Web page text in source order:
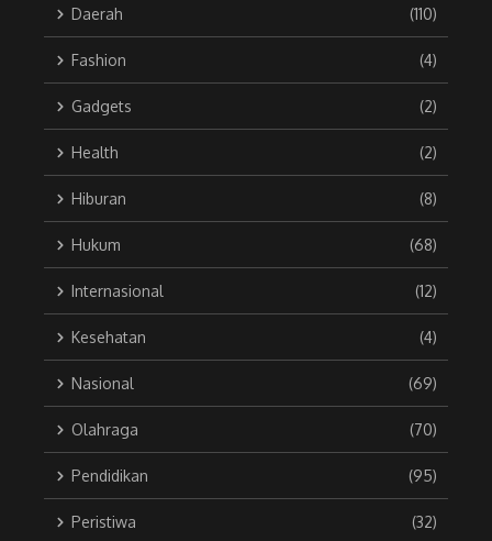
Daerah (110)
Fashion (4)
Gadgets (2)
Health (2)
Hiburan (8)
Hukum (68)
Internasional (12)
Kesehatan (4)
Nasional (69)
Olahraga (70)
Pendidikan (95)
Peristiwa (32)